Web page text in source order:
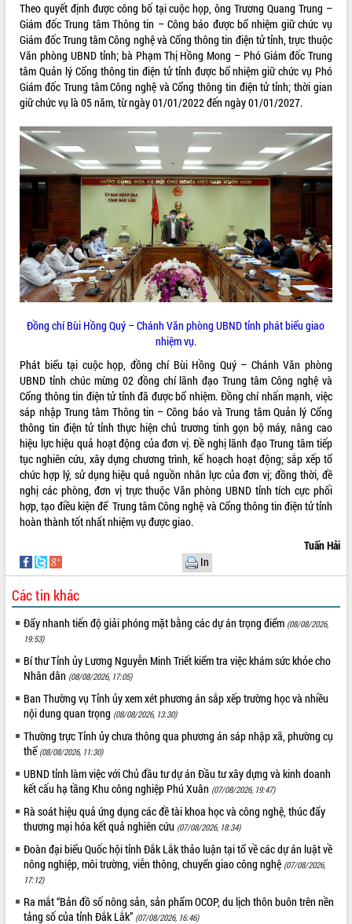
VIDEO
Loading the player...
Khám bệnh, cấp phát thuốc miễn phí
Hội nghị UBND tỉnh Đắk Lắk thường kỳ
Lễ truy tặng danh hiệu “Bà Mẹ Việt
Nam Anh hùng” và trao Huân chương
Lao động
UBND tỉnh Đắk Lắk triển khai nhiệm
vụ 6 tháng cuối năm 2026
Kỳ họp thứ Hai, Hội đồng nhân dân
tỉnh khóa XI quyết nghị nhiều nội dung
quan trọng
Bí thư Tỉnh ủy Lương Nguyễn Minh
Triết thăm, tặng quà người có công với
Rà soát, hoàn thiện hệ thống thiết chế
văn hóa, thể thao đáp ứng yêu cầu
phát triển mới
Thường trực HĐND tỉnh Đắk Lắk gặp
mặt Đoàn chuyên gia y tế TP. Hồ Chí
Minh
Lễ truy điệu và an táng hài cốt liệt sĩ
tại Nghĩa trang Liệt sĩ xã Sơn Hòa
Bàn giải pháp tháo gỡ khó khăn trong
xuất khẩu sầu riêng và triển khai quy
định EUDR
Thứ trưởng Bộ Nông nghiệp và Môi
trường Nguyễn Hoàng Hiệp khảo sát
vùng trồng và doanh nghiệp đóng gói
sầu riêng tại Đắk Lắk
Trình diễn nghệ thuật chế biến các
món ăn từ sầu riêng
Đắk Lắk công bố Quy hoạch và xúc
tiến đầu tư tỉnh
Ngành cá ngừ Đắk Lắk chủ động thích
ứng để giữ vững thị trường xuất khẩu
Diễn đàn Kinh tế tư nhân Việt Nam đột
ALBUM ẢNH
LIÊN KẾT WEB
THỐNG KÊ TRUY CẬP
Hôm nay:
77
Tất cả: 66085745
Theo quyết định được công bố tại cuộc họp, ông Trương Quang Trung –
Giám đốc Trung tâm Thông tin – Công báo được bổ nhiệm giữ chức vụ
Giám đốc Trung tâm Công nghệ và Cổng thông tin điện tử tỉnh, trực thuộc
Văn phòng UBND tỉnh; bà Phạm Thị Hồng Mong – Phó Giám đốc Trung
tâm Quản lý Cổng thông tin điện tử tỉnh được bổ nhiệm giữ chức vụ Phó
Giám đốc Trung tâm Công nghệ và Cổng thông tin điện tử tỉnh; thời gian
giữ chức vụ là 05 năm, từ ngày 01/01/2022 đến ngày 01/01/2027.
Đồng chí Bùi Hồng Quý – Chánh Văn phòng UBND tỉnh phát biểu giao
nhiệm vụ.
Phát biểu tại cuộc họp, đồng chí Bùi Hồng Quý – Chánh Văn phòng
UBND tỉnh chúc mừng 02 đồng chí lãnh đạo Trung tâm Công nghệ và
Cổng thông tin điện tử tỉnh đã được bổ nhiệm. Đồng chí nhấn mạnh, việc
sáp nhập Trung tâm Thông tin – Công báo và Trung tâm Quản lý Cổng
thông tin điện tử tỉnh thực hiện chủ trương tinh gọn bộ máy, nâng cao
hiệu lực hiệu quả hoạt động của đơn vị. Đề nghị lãnh đạo Trung tâm tiếp
tục nghiên cứu, xây dựng chương trình, kế hoạch hoạt động; sắp xếp tổ
chức hợp lý, sử dụng hiệu quả nguồn nhân lực của đơn vị; đồng thời, đề
nghị các phòng, đơn vị trực thuộc Văn phòng UBND tỉnh tích cực phối
hợp, tạo điều kiện để Trung tâm Công nghệ và Cổng thông tin điện tử tỉnh
hoàn thành tốt nhất nhiệm vụ được giao.
Tuấn Hải
In
Các tin khác
Đẩy nhanh tiến độ giải phóng mặt bằng các dự án trọng điểm (08/08/2026,
19:53)
Bí thư Tỉnh ủy Lương Nguyễn Minh Triết kiểm tra việc khám sức khỏe cho
Nhân dân (08/08/2026, 17:05)
Ban Thường vụ Tỉnh ủy xem xét phương án sắp xếp trường học và nhiều
nội dung quan trọng (08/08/2026, 13:30)
Thường trực Tỉnh ủy chưa thông qua phương án sáp nhập xã, phường cụ
thể (08/08/2026, 11:30)
UBND tỉnh làm việc với Chủ đầu tư dự án Đầu tư xây dựng và kinh doanh
kết cấu hạ tầng Khu công nghiệp Phú Xuân (07/08/2026, 19:47)
Rà soát hiệu quả ứng dụng các đề tài khoa học và công nghệ, thúc đẩy
thương mại hóa kết quả nghiên cứu (07/08/2026, 18:34)
Đoàn đại biểu Quốc hội tỉnh Đắk Lắk thảo luận tại tổ về các dự án luật về
nông nghiệp, môi trường, viễn thông, chuyển giao công nghệ (07/08/2026,
17:12)
Ra mắt “Bản đồ số nông sản, sản phẩm OCOP, du lịch thôn buôn trên nền
tảng số của tỉnh Đắk Lắk” (07/08/2026, 16:46)